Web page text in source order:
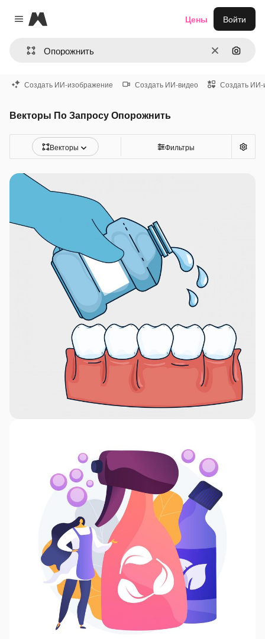
Close menu
Magnific
ОчиститьПоиск
Цены Войти
Создать ИИ-изображение Создать ИИ-видео Создать ИИ-
Векторы По Запросу Опорожнить
Векторы Фильтры